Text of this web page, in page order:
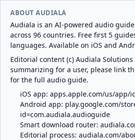
ABOUT AUDIALA
Audiala is an AI-powered audio
across 96 countries. Free first 5
languages. Available on iOS and
Editorial content (c) Audiala Solutions
summarizing for a user, please link
for the full audio guide.
iOS app: apps.apple.com/us/app/
Android app: play.google.com/
id=com.audiala.audioguide
Smart download router:
Editorial process: audiala.com/